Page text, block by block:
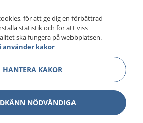
din hälsa och vård
om hälsa och information om
mottagningar du kan kontakta.
din journal och göra dina
telefonnummer 1177 för
för att ge dig en förbättrad
statistik och för att viss
ska fungera på webbplatsen.
använder kakor
HANTERA KAKOR
NÖDVÄNDIGA